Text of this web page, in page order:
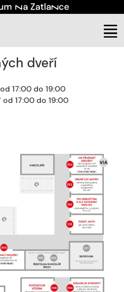
dveří(aktuální)
dveří
17:00 do 19:00
od 17:00 do 19:00